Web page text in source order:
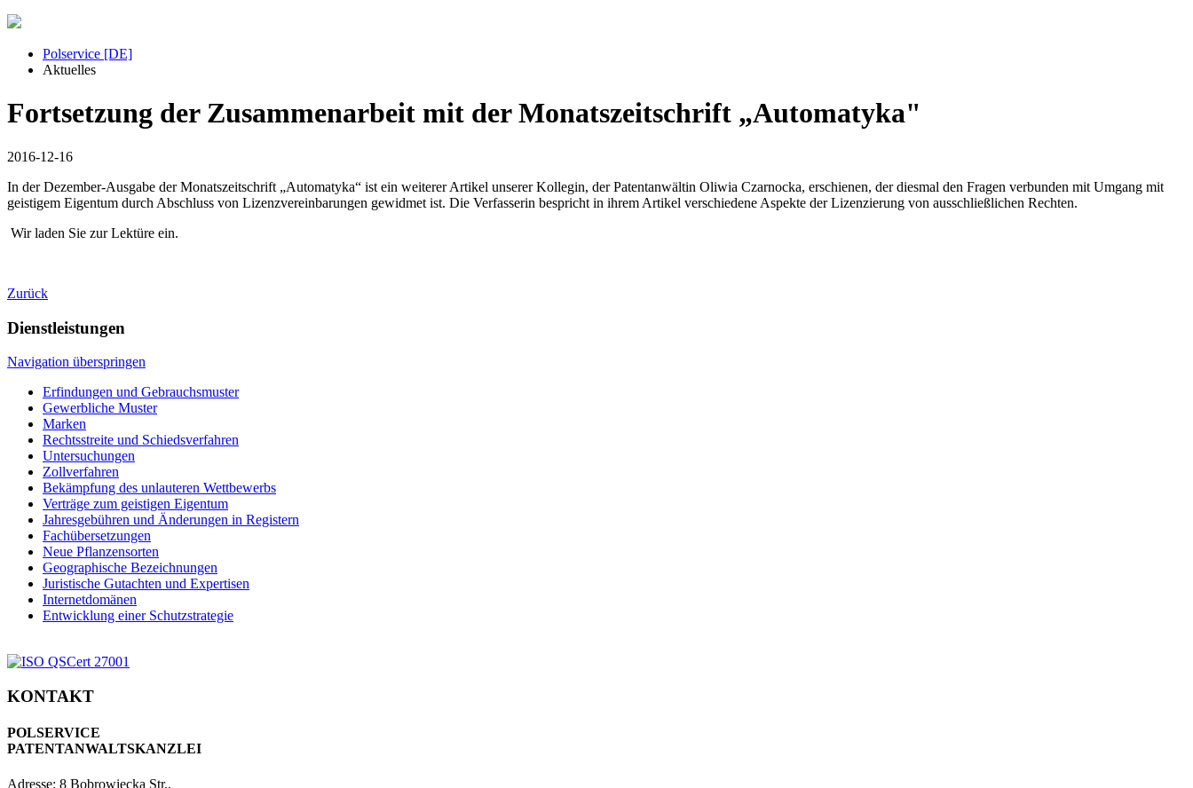
Polservice [DE]
Aktuelles
Fortsetzung der Zusammenarbeit mit der Monatszeitschrift „Automatyka"
2016-12-16
In der Dezember-Ausgabe der Monatszeitschrift „Automatyka“ ist ein weiterer Artikel unserer Kollegin, der Patentanwältin Oliwia Czarnocka, erschienen, der diesmal den Fragen verbunden mit Umgang mit
geistigem Eigentum durch Abschluss von Lizenzvereinbarungen gewidmet ist. Die Verfasserin bespricht in ihrem Artikel verschiedene Aspekte der Lizenzierung von ausschließlichen Rechten.
Wir laden Sie zur Lektüre ein.
Zurück
Dienstleistungen
Navigation überspringen
Erfindungen und Gebrauchsmuster
Gewerbliche Muster
Marken
Rechtsstreite und Schiedsverfahren
Untersuchungen
Zollverfahren
Bekämpfung des unlauteren Wettbewerbs
Verträge zum geistigen Eigentum
Jahresgebühren und Änderungen in Registern
Fachübersetzungen
Neue Pflanzensorten
Geographische Bezeichnungen
Juristische Gutachten und Expertisen
Internetdomänen
Entwicklung einer Schutzstrategie
KONTAKT
POLSERVICE
PATENTANWALTSKANZLEI
Adresse: 8 Bobrowiecka Str.,